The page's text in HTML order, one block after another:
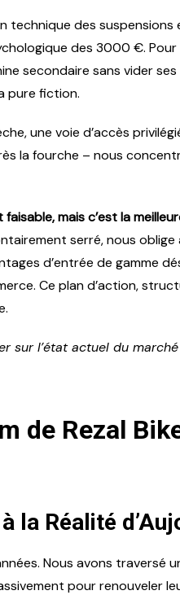
des
des 3000 €.
secondaire sans vider
pure fiction.
une voie d’accès
la fourche – nous
mais c’est la
serré, nous
d’entrée de gamme
Ce plan d’action,
sur l’état actuel du
de Rezal
Réalité
Nous avons traversé
pour renouveler